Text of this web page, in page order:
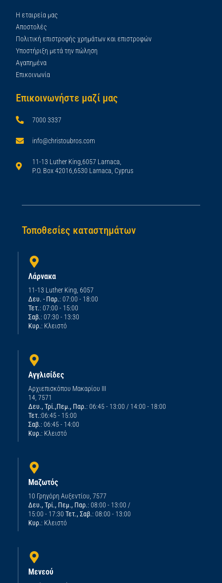
Η εταιρεία μας
Αποστολές
Πολιτική επιστροφής χρημάτων και επιστροφών
Υποστήριξη μετά την πώληση
Αγαπημένα
Επικοινωνία
Επικοινωνήστε μαζί μας
7000 3337
info@christoubros.com
11-13 Luther King,6057 Larnaca,
P.O. Box 42016,6530 Larnaca, Cyprus
Τοποθεσίες καταστημάτων
Λάρνακα
11-13 Luther King, 6057
Δευ. - Παρ.: 07:00 - 18:00
Τετ.: 07:00 - 15:00
Σαβ.: 07:30 - 13:30
Κυρ.: Κλειστό
Αγγλισίδες
Αρχιεπισκόπου Μακαρίου ΙΙΙ
14, 7571
Δευ., Τρί.,Πεμ., Παρ.: 06:45 - 13:00 / 14:00 - 18:00
Τετ.:06:45 - 15:00
Σαβ.: 06:45 - 14:00
Κυρ.: Κλειστό
Μαζωτός
10 Γρηγόρη Αυξεντίου, 7577
Δευ., Τρί., Πεμ., Παρ.: 08:00 - 13:00 /
15:00 - 17:30 Τετ., Σαβ.: 08:00 - 13:00
Κυρ.: Κλειστό
Μενεού